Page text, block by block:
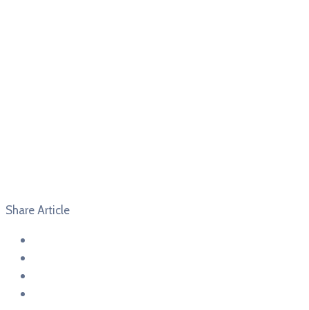
Share Article